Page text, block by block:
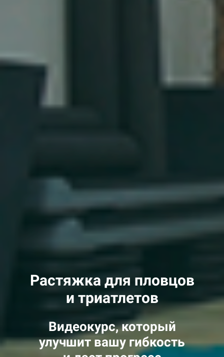
Растяжка для пловцов
и триатлетов
Видеокурс, который
улучшит вашу гибкость